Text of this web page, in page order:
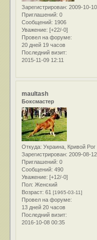
Зарегистрирован: 2009-10-10
Приглашений: 0
Сообщений: 1906
Уважение: [+22/-0]
Провел на форуме:
20 дней 19 часов
Последний визит:
2015-11-09 12:11
maultash
Боксмастер
Откуда: Украина, Кривой Рог
Зарегистрирован: 2009-08-12
Приглашений: 0
Сообщений: 490
Уважение: [+12/-0]
Пол: Женский
Возраст: 61[1965-03-11]
Провел на форуме:
13 дней 20 часов
Последний визит:
2016-10-08 00:35